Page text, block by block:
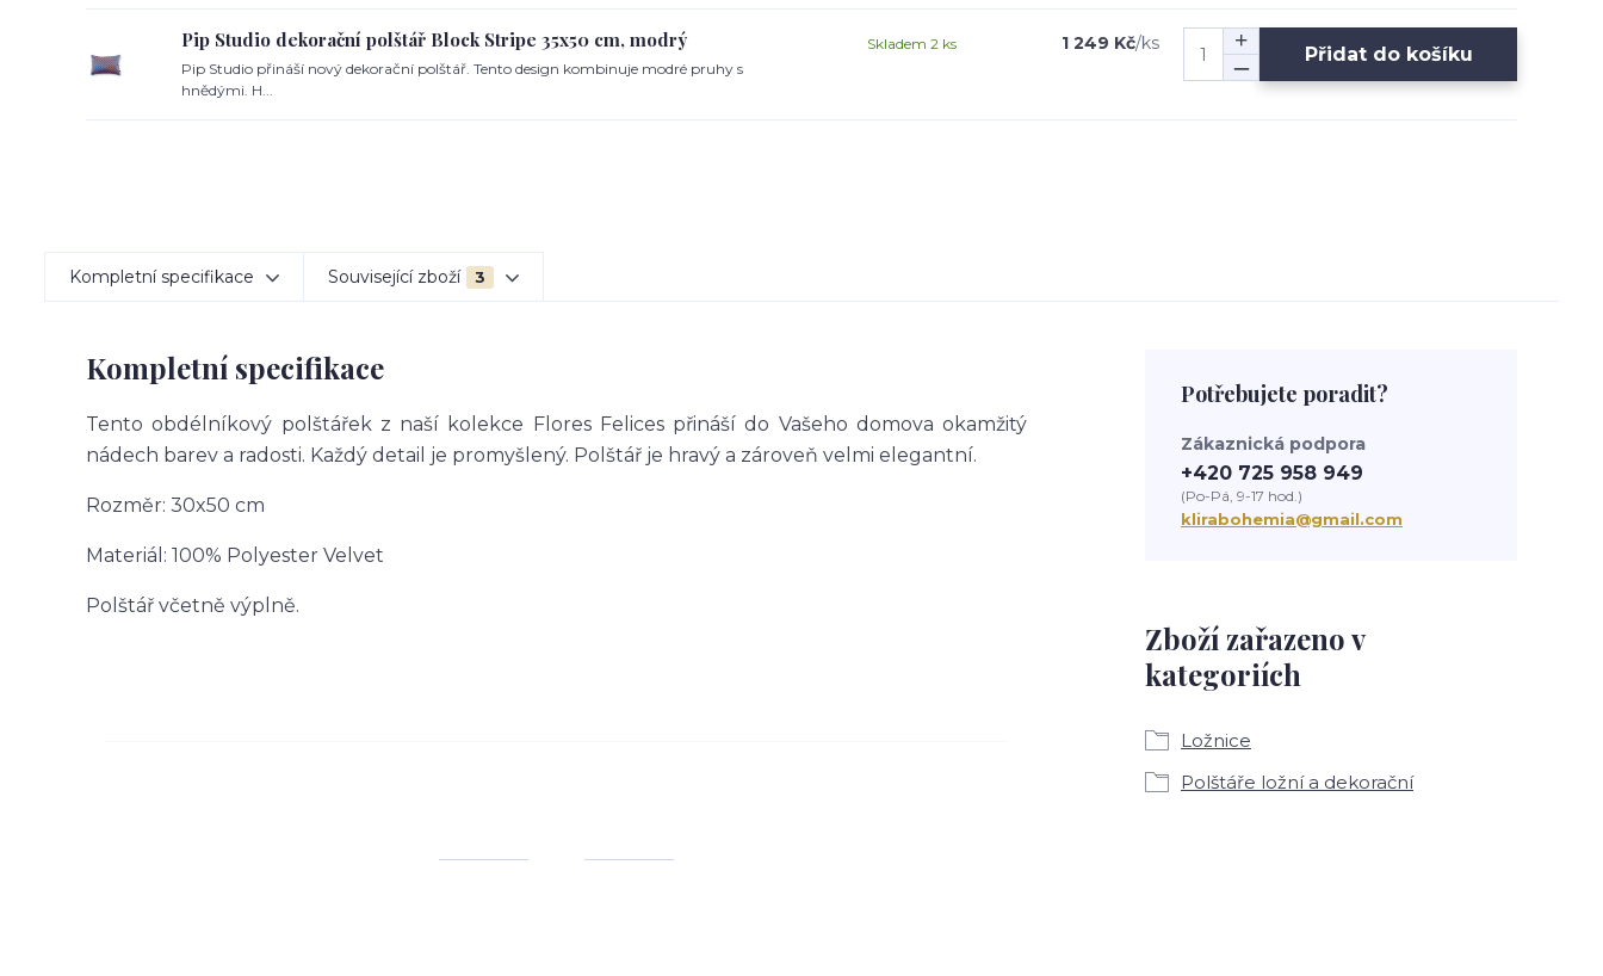
Pip Studio dekorační polštář Block Stripe 35x50 cm, modrý
Pip Studio přináší nový dekorační polštář. Tento design kombinuje modré pruhy s
hnědými. H...
1 249 Kč/ks
Skladem 2 ks Přidat do košíku
Kompletní specifikace Související zboží 3
Kompletní specifikace
Tento obdélníkový polštářek z naší kolekce Flores Felices přináší do Vašeho domova okamžitý
nádech barev a radosti. Každý detail je promyšlený. Polštář je hravý a zároveň velmi elegantní.
Rozměr: 30x50 cm
Materiál: 100% Polyester Velvet
Polštář včetně výplně.
Zboží zařazeno v
kategoriích
Ložnice
Polštáře ložní a dekorační
Potřebujete poradit?
Zákaznická podpora
+420 725 958 949
(Po-Pá, 9-17 hod.)
klirabohemia@gmail.com